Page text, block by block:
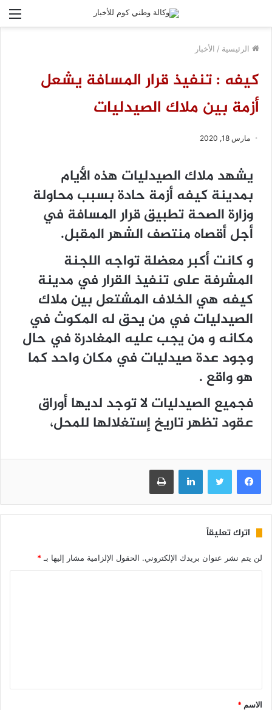
الرئيسية / الأخبار
كيفه : تنفيذ قرار المسافة يشعل
أزمة بين ملاك الصيدليات
مارس 18, 2020
يشهد ملاك الصيدليات هذه الأيام
بمدينة كيفه أزمة حادة بسبب محاولة
وزارة الصحة تطبيق قرار المسافة في
أجل أقصاه منتصف الشهر المقبل.
و كانت أكبر معضلة تواجه اللجنة
المشرفة على تنفيذ القرار في مدينة
كيفه هي الخلاف المشتعل بين ملاك
الصيدليات في من يحق له المكوث في
مكانه و من يجب عليه المغادرة في حال
وجود عدة صيدليات في مكان واحد كما
هو واقع .
فجميع الصيدليات لا توجد لديها أوراق
عقود تظهر تاريخ إستغلالها للمحل،
فيسبوك تويتر لينكدإن طباعة
اترك تعليقاً
لن يتم نشر عنوان بريدك الإلكتروني. الحقول الإلزامية مشار إليها بـ *
الاسم *